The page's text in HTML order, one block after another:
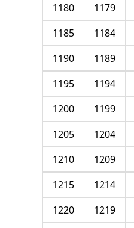
1179
1180
1184
1185
1189
1190
1194
1195
1199
1200
1204
1205
1209
1210
1214
1215
1219
1220